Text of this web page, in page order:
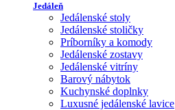
Jedáleň
Jedálenské stoly
Jedálenské stoličky
Príborníky a komody
Jedálenské zostavy
Jedálenské vitríny
Barový nábytok
Kuchynské doplnky
Luxusné jedálenské lavice